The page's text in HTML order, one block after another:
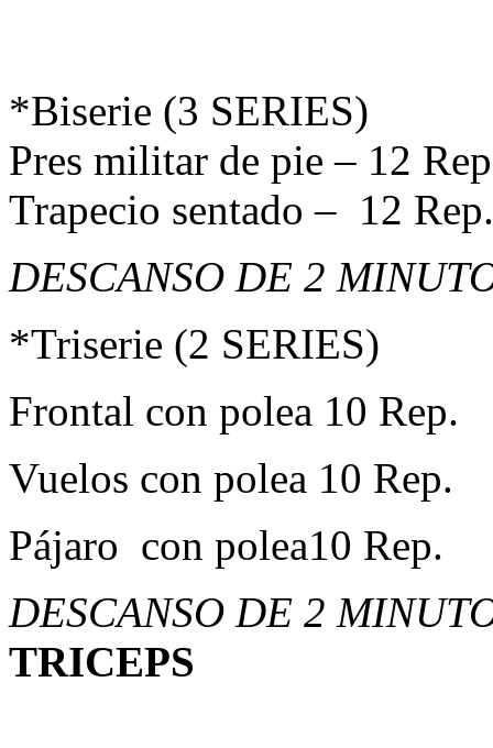
*Biserie (3 SERIES)
Pres militar de pie – 12
Trapecio sentado – 12 Rep.
DESCANSO DE 2
*Triserie (2 SERIES)
Frontal con polea 10 Rep.
Vuelos con polea 10 Rep.
Pájaro con polea10 Rep.
DESCANSO DE 2
TRICEPS